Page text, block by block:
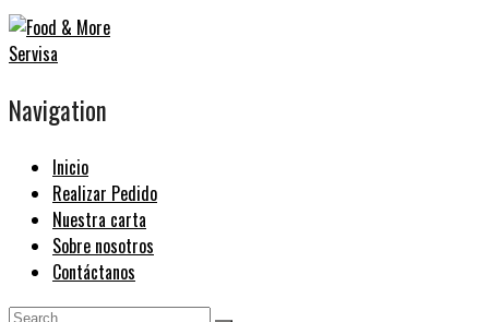
Navigation
Inicio
Realizar Pedido
Nuestra carta
Sobre nosotros
Contáctanos